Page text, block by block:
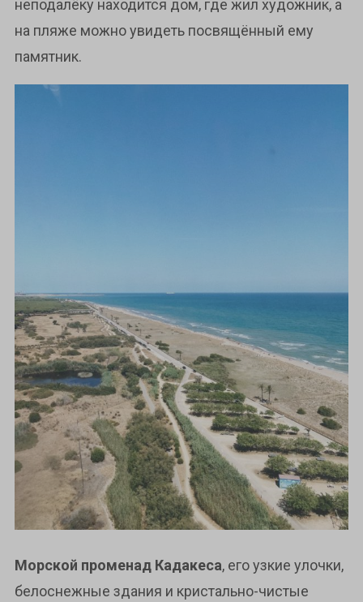
неподалёку находится дом, где жил художник, а
на пляже можно увидеть посвящённый ему
памятник.
Морской променад Кадакеса, его узкие улочки,
белоснежные здания и кристально-чистые